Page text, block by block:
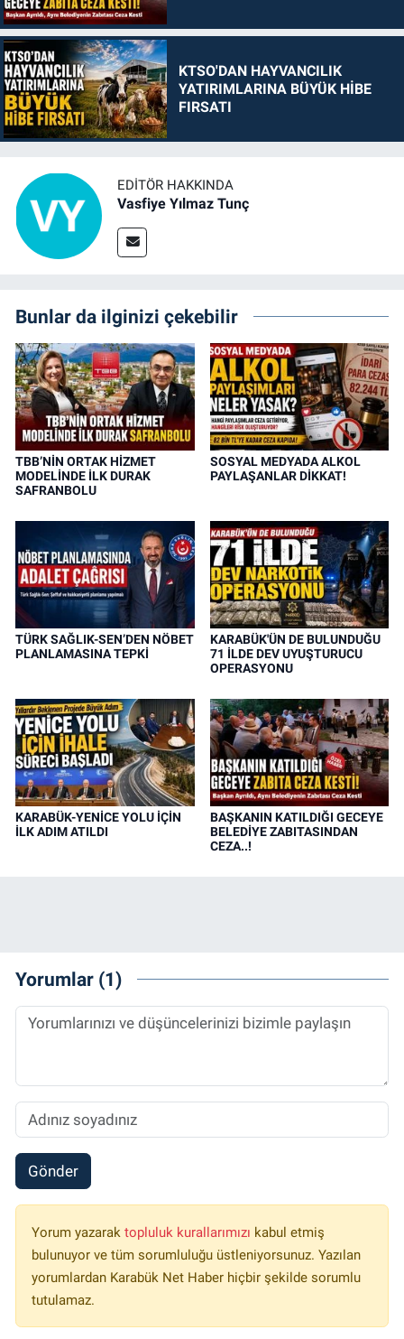
KTSO'DAN HAYVANCILIK
YATIRIMLARINA BÜYÜK HİBE
FIRSATI
EDITÖR HAKKINDA
Vasfiye Yılmaz Tunç
Bunlar da ilginizi çekebilir
TBB’NİN ORTAK HİZMET
MODELİNDE İLK DURAK
SAFRANBOLU
SOSYAL MEDYADA ALKOL
PAYLAŞANLAR DİKKAT!
TÜRK SAĞLIK-SEN’DEN NÖBET
PLANLAMASINA TEPKİ
KARABÜK'ÜN DE BULUNDUĞU
71 İLDE DEV UYUŞTURUCU
OPERASYONU
KARABÜK-YENİCE YOLU İÇİN
İLK ADIM ATILDI
BAŞKANIN KATILDIĞI GECEYE
BELEDİYE ZABITASINDAN
CEZA..!
Yorumlar (1)
Gönder
Yorum yazarak topluluk kurallarımızı kabul etmiş
bulunuyor ve tüm sorumluluğu üstleniyorsunuz. Yazılan
yorumlardan Karabük Net Haber hiçbir şekilde sorumlu
tutulamaz.